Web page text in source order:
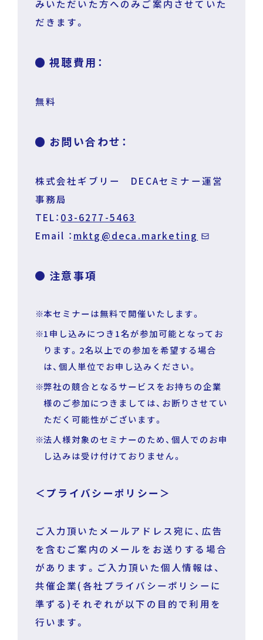
みいただいた方へのみご案内させていた
だきます。
視聴費用：
無料
お問い合わせ：
株式会社ギブリー DECAセミナー運営
事務局
TEL： 03-6277-5463
Email ： mktg@deca.marketing
注意事項
本セミナーは無料で開催いたします。
1申し込みにつき1名が参加可能となってお
ります。2名以上での参加を希望する場合
は、個人単位でお申し込みください。
弊社の競合となるサービスをお持ちの企業
様のご参加につきましては、お断りさせてい
ただく可能性がございます。
法人様対象のセミナーのため、個人でのお申
し込みは受け付けておりません。
＜プライバシーポリシー＞
ご入力頂いたメールアドレス宛に、広告
を含むご案内のメールをお送りする場合
があります。ご入力頂いた個人情報は、
共催企業(各社プライバシーポリシーに
準ずる)それぞれが以下の目的で利用を
行います。